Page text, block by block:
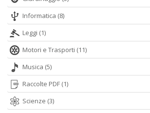
Informatica (8)
Leggi (1)
Motori e Trasporti (11)
Musica (5)
Raccolte PDF (1)
Scienze (3)